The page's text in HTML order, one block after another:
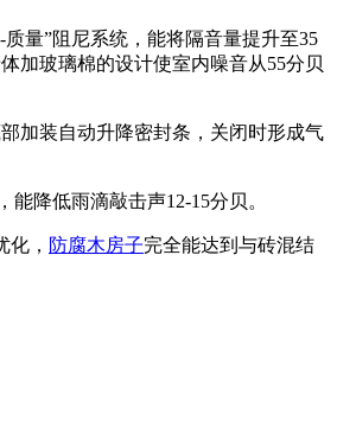
量”阻尼系统，能将隔音量提升至35
加玻璃棉的设计使室内噪音从55分贝
加装自动升降密封条，关闭时形成气
降低雨滴敲击声12-15分贝。
， 防腐木房子完全能达到与砖混结